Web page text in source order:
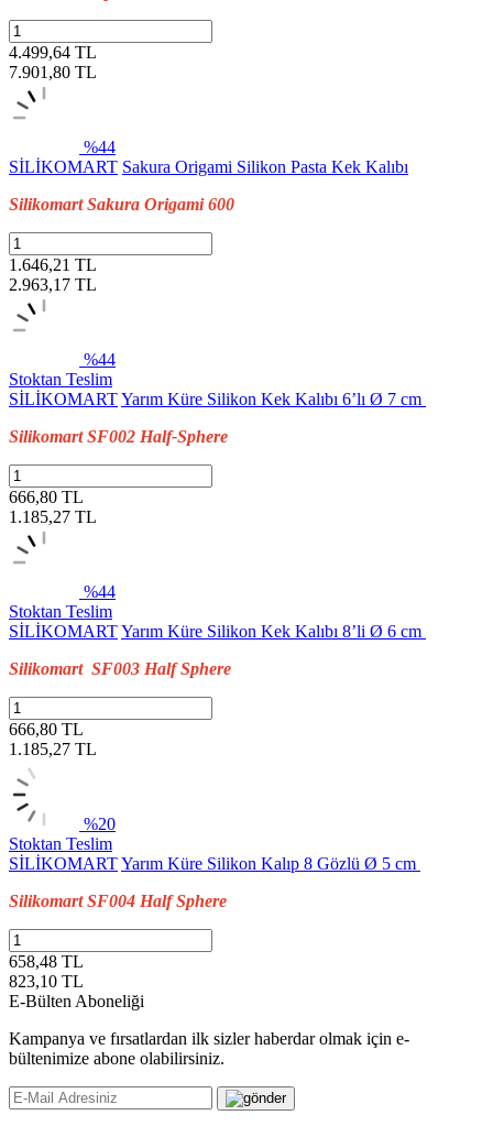
4.499,64 TL
7.901,80 TL
%44
SİLİKOMART Sakura Origami Silikon Pasta Kek Kalıbı
Silikomart Sakura Origami 600
1.646,21 TL
2.963,17 TL
%44
Stoktan Teslim
SİLİKOMARTYarım Küre Silikon Kek Kalıbı 6’lı Ø 7 cm
Silikomart SF002 Half-Sphere
666,80 TL
1.185,27 TL
%44
Stoktan Teslim
SİLİKOMARTYarım Küre Silikon Kek Kalıbı 8’li Ø 6 cm
Silikomart SF003 Half Sphere
666,80 TL
1.185,27 TL
%20
Stoktan Teslim
SİLİKOMARTYarım Küre Silikon Kalıp 8 Gözlü Ø 5 cm
Silikomart SF004 Half Sphere
658,48 TL
823,10 TL
E-Bülten Aboneliği
Kampanya ve fırsatlardan ilk sizler haberdar olmak için e-
bültenimize abone olabilirsiniz.